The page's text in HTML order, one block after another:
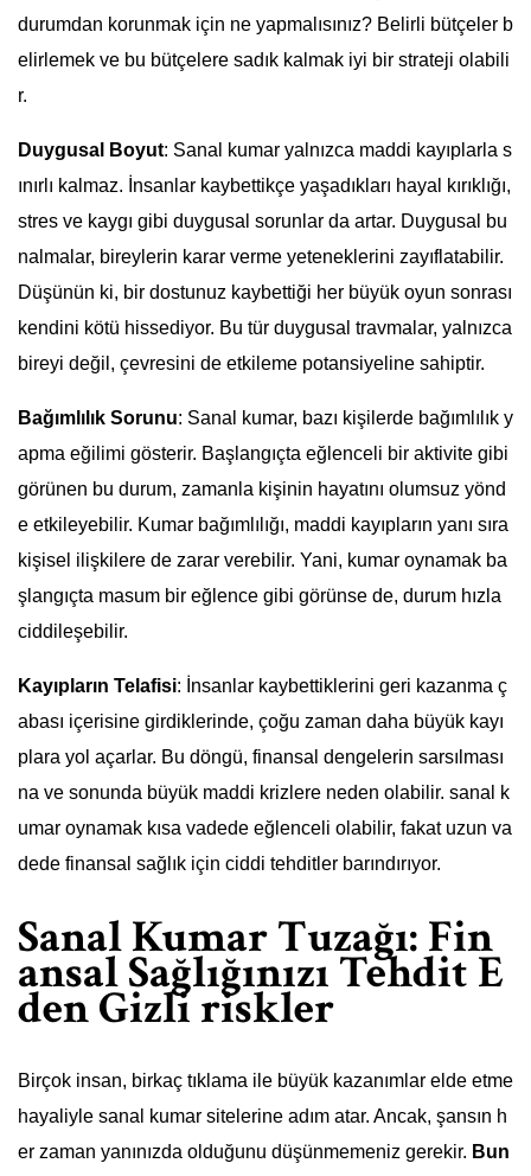
durumdan korunmak için ne yapmalısınız? Belirli bütçeler b
elirlemek ve bu bütçelere sadık kalmak iyi bir strateji olabili
r.
Duygusal Boyut: Sanal kumar yalnızca maddi kayıplarla s
ınırlı kalmaz. İnsanlar kaybettikçe yaşadıkları hayal kırıklığı,
stres ve kaygı gibi duygusal sorunlar da artar. Duygusal bu
nalmalar, bireylerin karar verme yeteneklerini zayıflatabilir.
Düşünün ki, bir dostunuz kaybettiği her büyük oyun sonrası
kendini kötü hissediyor. Bu tür duygusal travmalar, yalnızca
bireyi değil, çevresini de etkileme potansiyeline sahiptir.
Bağımlılık Sorunu: Sanal kumar, bazı kişilerde bağımlılık y
apma eğilimi gösterir. Başlangıçta eğlenceli bir aktivite gibi
görünen bu durum, zamanla kişinin hayatını olumsuz yönd
e etkileyebilir. Kumar bağımlılığı, maddi kayıpların yanı sıra
kişisel ilişkilere de zarar verebilir. Yani, kumar oynamak ba
şlangıçta masum bir eğlence gibi görünse de, durum hızla
ciddileşebilir.
Kayıpların Telafisi: İnsanlar kaybettiklerini geri kazanma ç
abası içerisine girdiklerinde, çoğu zaman daha büyük kayı
plara yol açarlar. Bu döngü, finansal dengelerin sarsılması
na ve sonunda büyük maddi krizlere neden olabilir. sanal k
umar oynamak kısa vadede eğlenceli olabilir, fakat uzun va
dede finansal sağlık için ciddi tehditler barındırıyor.
Sanal Kumar Tuzağı: Fin
ansal Sağlığınızı Tehdit E
den Gizli riskler
Birçok insan, birkaç tıklama ile büyük kazanımlar elde etme
hayaliyle sanal kumar sitelerine adım atar. Ancak, şansın h
er zaman yanınızda olduğunu düşünmemeniz gerekir. Bun